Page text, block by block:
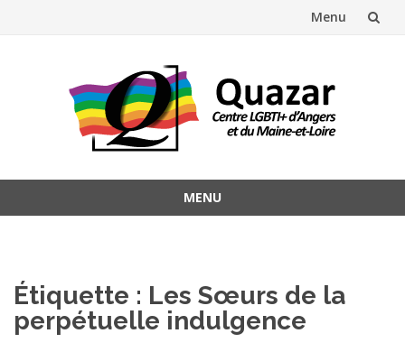
Menu
MENU
Étiquette : Les Sœurs de la
perpétuelle indulgence